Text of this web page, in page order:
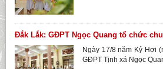
Đắk Lắk: GĐPT Ngọc Quang tổ chức
Ngày 17/8 năm Kỷ Hợi
GĐPT Tịnh xá Ngọc